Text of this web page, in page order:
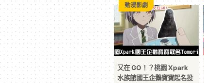
又在 GO！？桃園 Xpark
水族館國王企鵝寶寶起名投
動漫影劇